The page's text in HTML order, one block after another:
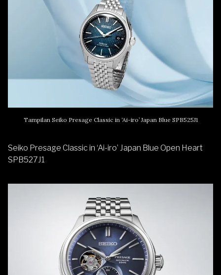
Tampilan Seiko Presage Classic in ‘Ai-iro’ Japan Blue SPB525J1
Seiko Presage Classic in ‘Ai-iro’ Japan Blue Open Heart
SPB527J1